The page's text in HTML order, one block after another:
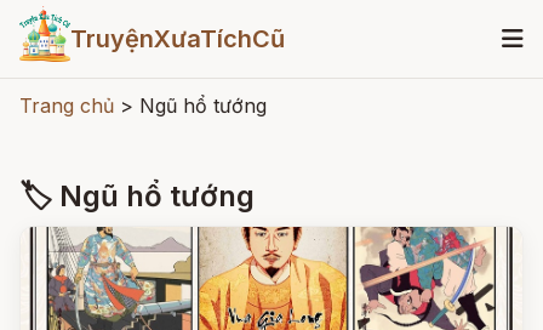
TruyệnXưaTíchCũ
Trang chủ > Ngũ hổ tướng
🏷 Ngũ hổ tướng